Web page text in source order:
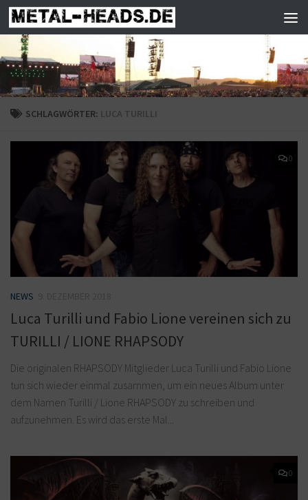
Zum Inhalt springen
SCHLAGWÖRTER: LUCA TURILLI
0
NEWS
Luca Turilli und Fabio Lione vereinen sich zu
TURILLI / LIONE RHAPSODY
Die originalen RHAPSODY Mitglieder Luca Turilli und Fabio Lione
tun sich wieder einmal zusammen, um ein neues Album unter
dem Namen Turilli / Lione RHAPSODY zu schreiben und
aufzunehmen. Es wird das erste Mal...
0